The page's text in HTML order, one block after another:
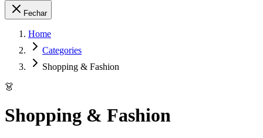
Fechar
Home
Categories
Shopping & Fashion
👗
Shopping & Fashion